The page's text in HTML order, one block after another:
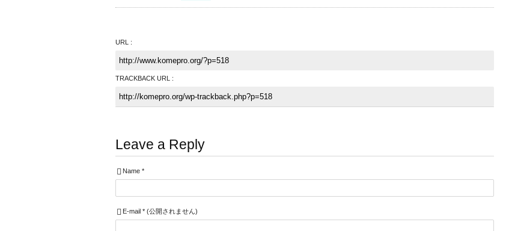
URL :
TRACKBACK URL :
Leave a Reply
Name *
E-mail * (公開されません)